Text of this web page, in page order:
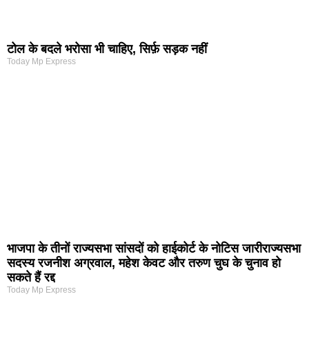
टोल के बदले भरोसा भी चाहिए, सिर्फ़ सड़क नहीं
Today Mp Express
भाजपा के तीनों राज्यसभा सांसदों को हाईकोर्ट के नोटिस जारीराज्यसभा
सदस्य रजनीश अग्रवाल, महेश केवट और तरुण चुघ के चुनाव हो
सकते हैं रद्द
Today Mp Express